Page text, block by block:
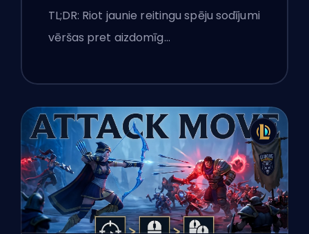
aizliegumus un boostēšanas
karogus
TL;DR: Riot jaunie reitingu spēju sodījumi
vēršas pret aizdomīg…